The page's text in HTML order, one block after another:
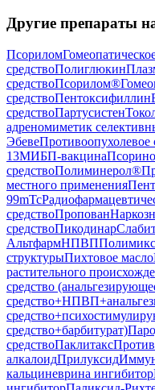
Другие препараты
Псорилом
средствоПолиглюкин
средствоПсорилом®
средствоПентоксифиллин
средствоПартусистен
адреномиметик
ЭбевеПротивоопухолевое
13МИБП-вакцина
средствоПолиминерол®
местного применения
99mTc
средствоПропован
средствоПикодинар
АльтфармНПВП
структурыПихтовое масло
растительного
средство
средство+барбитурат)
средствоПаклитакс
алкалоидПрилуксид
кальциневрина ингибитор